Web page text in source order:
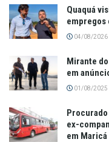
Quaquá
empregos
04/08/2026
Mirante
em
01/08/2025
ex-
em Maricá